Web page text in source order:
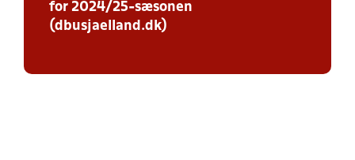
for 2024/25-sæsonen
(dbusjaelland.dk)